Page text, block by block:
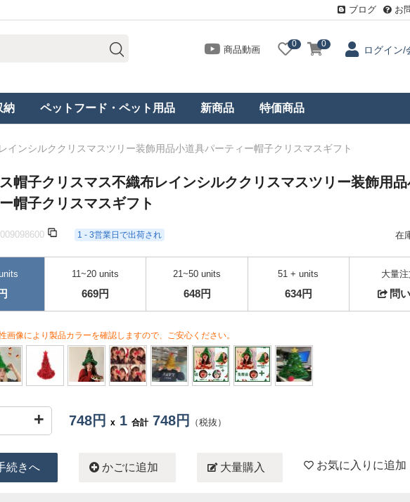
ブログ お
商品動画
0 0
ログイン/
納 ペットフード・ペット用品 新商品 特価商品
インシルククリスマスツリー装飾用品小道具パーティー帽子クリスマスギフト
帽子クリスマス不織布レインシルククリスマスツリー装飾用
帽子クリスマスギフト
1 - 3営業日で出荷され 在
11~20 units
669円
21~50 units
648円
51 + units
634円
大量
問
画像により製品カラーを確認しますので、ご安心ください。
+ 748円 x 1 合計748円 （税抜）
続きへ かごに追加 大量購入 お気に入りに追加